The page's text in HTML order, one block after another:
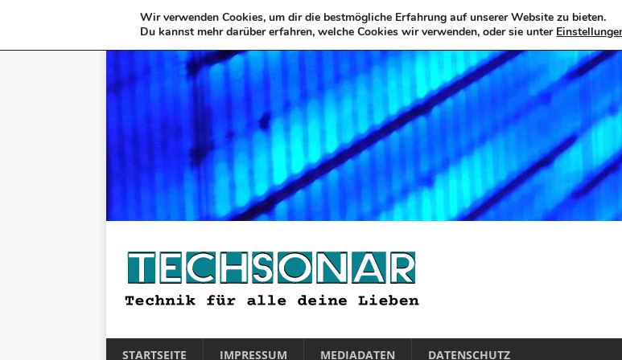
STARTSEITE IMPRESSUM MEDIADATEN DATENSCHUTZ
Wir verwenden Cookies, um dir die bestmögliche Erfahrung auf unserer Website zu bieten.
Du kannst mehr darüber erfahren, welche Cookies wir verwenden, oder sie unter